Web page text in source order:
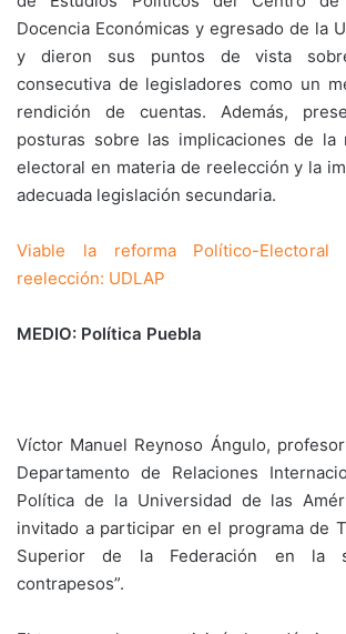
Docencia Económicas y egresado de la
y dieron sus puntos de vista
consecutiva de legisladores como un
rendición de cuentas. Además,
posturas sobre las implicaciones de la
electoral en materia de reelección y la
adecuada legislación secundaria.
Viable la reforma Político-
reelección: UDLAP
MEDIO: Política Puebla
Víctor Manuel Reynoso Ángulo,
Departamento de Relaciones
Política de la Universidad de las
invitado a participar en el programa de
Superior de la Federación en la
contrapesos”.